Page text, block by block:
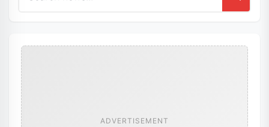
ADVERTISEMENT